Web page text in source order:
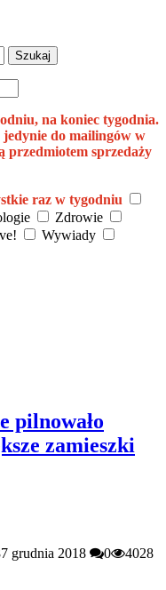
na koniec tygodnia.
do mailingów w
przedmiotem sprzedaży
raz w tygodniu
Zdrowie
Wywiady
pilnowało
zamieszki
7 grudnia 2018 0 4028